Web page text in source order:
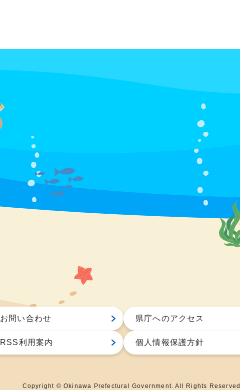
お問い合わせ 県庁へのアクセス
RSS利用案内 個人情報保護方針
Copyright © Okinawa Prefectural Government. All Rights Reserved.